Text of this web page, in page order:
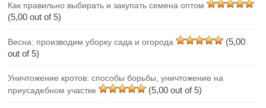
Как правильно выбирать и закупать семена оптом
(5,00 out of 5)
Весна: производим уборку сада и огорода
(5,00
out of 5)
Уничтожение кротов: способы борьбы, уничтожение на
приусадебном участке
(5,00 out of 5)